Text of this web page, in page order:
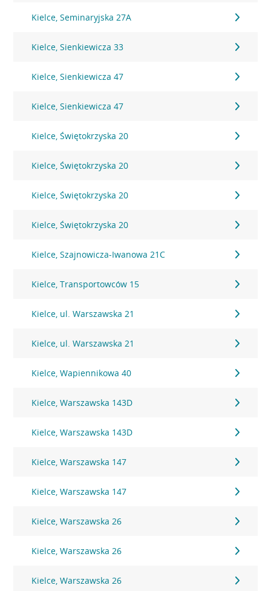
Kielce, Seminaryjska 27A
Kielce, Sienkiewicza 33
Kielce, Sienkiewicza 47
Kielce, Sienkiewicza 47
Kielce, Świętokrzyska 20
Kielce, Świętokrzyska 20
Kielce, Świętokrzyska 20
Kielce, Świętokrzyska 20
Kielce, Szajnowicza-Iwanowa 21C
Kielce, Transportowców 15
Kielce, ul. Warszawska 21
Kielce, ul. Warszawska 21
Kielce, Wapiennikowa 40
Kielce, Warszawska 143D
Kielce, Warszawska 143D
Kielce, Warszawska 147
Kielce, Warszawska 147
Kielce, Warszawska 26
Kielce, Warszawska 26
Kielce, Warszawska 26